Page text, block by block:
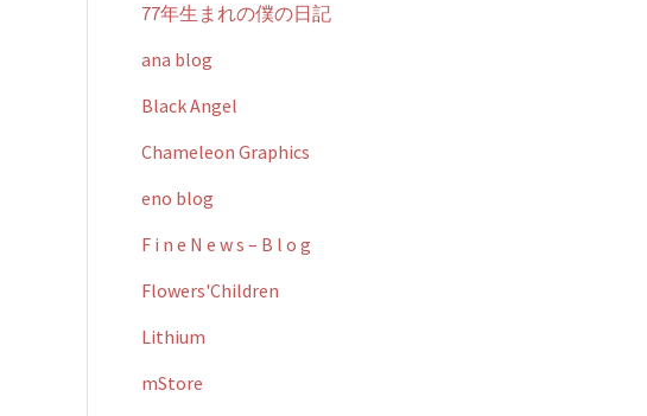
77年生まれの僕の日記
ana blog
Black Angel
Chameleon Graphics
eno blog
F i n e N e w s – B l o g
Flowers'Children
Lithium
mStore